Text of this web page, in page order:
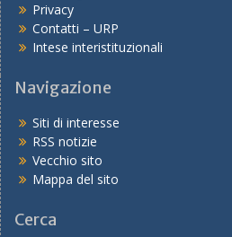
Privacy
Contatti – URP
Intese interistituzionali
Navigazione
Siti di interesse
RSS notizie
Vecchio sito
Mappa del sito
Cerca